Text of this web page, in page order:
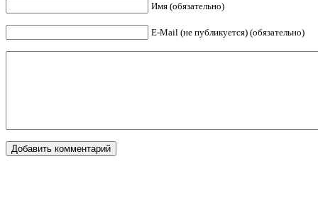
Имя (обязательно)
E-Mail (не публикуется) (обязательно)